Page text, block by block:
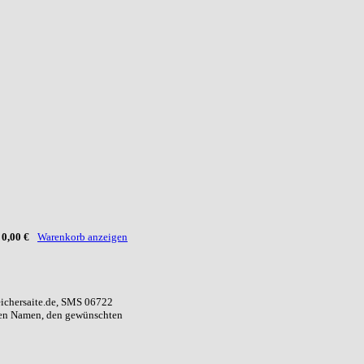
0,00 € Warenkorb anzeigen
SMS 06722
Namen, den gewünschten